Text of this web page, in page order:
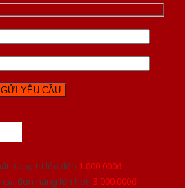
trang trí lên đến 1.000.000đ
đơn hàng lớn hơn 3.000.000đ